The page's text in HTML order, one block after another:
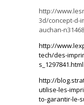
http://
3d/concept-d-
auchan-
http://
tech/des-
s_1297841.html
http://
utilise-les-
to-garantir-le-